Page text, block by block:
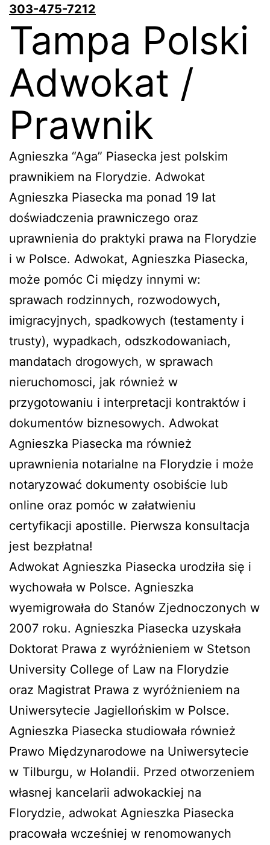
303-475-7212
Tampa Polski
Adwokat /
Prawnik
Agnieszka “Aga” Piasecka jest polskim
prawnikiem na Florydzie. Adwokat
Agnieszka Piasecka ma ponad 19 lat
doświadczenia prawniczego oraz
uprawnienia do praktyki prawa na Florydzie
i w Polsce. Adwokat, Agnieszka Piasecka,
może pomóc Ci między innymi w:
sprawach rodzinnych, rozwodowych,
imigracyjnych, spadkowych (testamenty i
trusty), wypadkach, odszkodowaniach,
mandatach drogowych, w sprawach
nieruchomosci, jak również w
przygotowaniu i interpretacji kontraktów i
dokumentów biznesowych. Adwokat
Agnieszka Piasecka ma również
uprawnienia notarialne na Florydzie i może
notaryzować dokumenty osobiście lub
online oraz pomóc w załatwieniu
certyfikacji apostille. Pierwsza konsultacja
jest bezpłatna!
Adwokat Agnieszka Piasecka urodziła się i
wychowała w Polsce. Agnieszka
wyemigrowała do Stanów Zjednoczonych w
2007 roku. Agnieszka Piasecka uzyskała
Doktorat Prawa z wyróżnieniem w Stetson
University College of Law na Florydzie
oraz Magistrat Prawa z wyróżnieniem na
Uniwersytecie Jagiellońskim w Polsce.
Agnieszka Piasecka studiowała również
Prawo Międzynarodowe na Uniwersytecie
w Tilburgu, w Holandii. Przed otworzeniem
własnej kancelarii adwokackiej na
Florydzie, adwokat Agnieszka Piasecka
pracowała wcześniej w renomowanych